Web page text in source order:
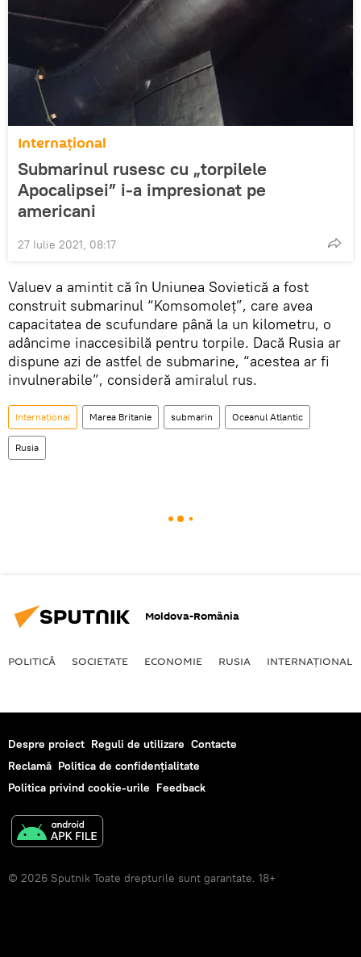
Internaţional
Submarinul rusesc cu „torpilele
Apocalipsei” i-a impresionat pe
americani
27 Iulie 2021, 08:17
Valuev a amintit că în Uniunea Sovietică a fost
construit submarinul “Komsomoleț”, care avea
capacitatea de scufundare până la un kilometru, o
adâncime inaccesibilă pentru torpile. Dacă Rusia ar
dispune azi de astfel de submarine, “acestea ar fi
invulnerabile”, consideră amiralul rus.
Internaţional Marea Britanie submarin Oceanul Atlantic
Rusia
Moldova-România
POLITICĂ SOCIETATE ECONOMIE RUSIA INTERNAŢIONAL
Despre proiect Reguli de utilizare Contacte
Reclamă Politica de confidențialitate
Politica privind cookie-urile Feedback
© 2026 Sputnik Toate drepturile sunt garantate. 18+